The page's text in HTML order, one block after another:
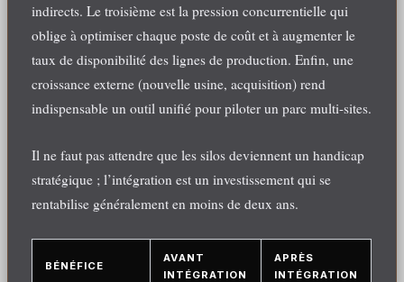
indirects. Le troisième est la pression concurrentielle qui
oblige à optimiser chaque poste de coût et à augmenter le
taux de disponibilité des lignes de production. Enfin, une
croissance externe (nouvelle usine, acquisition) rend
indispensable un outil unifié pour piloter un parc multi-sites.
Il ne faut pas attendre que les silos deviennent un handicap
stratégique ; l’intégration est un investissement qui se
rentabilise généralement en moins de deux ans.
BÉNÉFICE
AVANT
INTÉGRATION
APRÈS
INTÉGRATION